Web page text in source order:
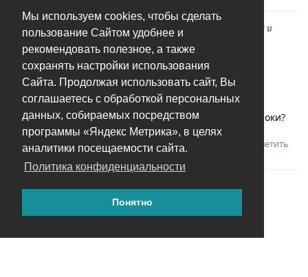
Мы используем cookies, чтобы сделать
пользование Сайтом удобнее и
рекомендовать полезное, а также
сохранять настройки использования
Сайта. Продолжая использовать сайт, Вы
соглашаетесь с обработкой персональных
данных, собираемых посредством
программы «Яндекс Метрика», в целях
аналитики посещаемости сайта.
Политика конфиденциальности
Понятно
Программа завершает свою работу после установки и
A Awl 22 ноя 2025
Андрей у меня тоже проблемка с вылетом
приложения. Как вам скинуть логи из командной строки?
Ответить
Андрейответили на это сообщение.